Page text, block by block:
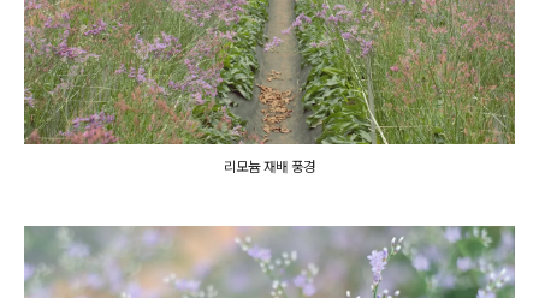
리모늄 재배 풍경